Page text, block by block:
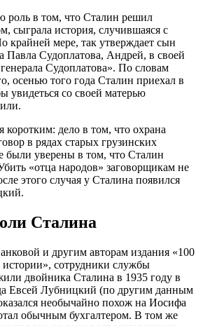
в том, что Сталин решил
сыграла история, случившаяся с
крайней мере, так утверждает сын
Павла Судоплатова, Андрей, в своей
Судоплатова». По словам
осенью того года Сталин приехал в
увидеться со своей матерью
коротким: дело в том, что охрана
в рядах старых грузинских
были уверены в том, что Сталин
«отца народов» заговорщикам не
этого случая у Сталина появился
Сталина
и другим авторам издания «100
истории», сотрудники службы
двойника Сталина в 1935 году в
Евсей Лубницкий (по другим данным
необычайно похож на Иосифа
обычным бухгалтером. В том же